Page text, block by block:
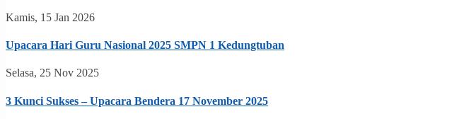
Kamis, 15 Jan 2026
Upacara Hari Guru Nasional 2025 SMPN 1 Kedungtuban
Selasa, 25 Nov 2025
3 Kunci Sukses – Upacara Bendera 17 November 2025